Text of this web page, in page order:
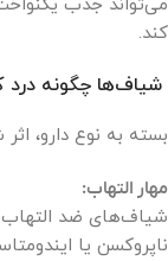
می‌تواند جذب
کند.
شیاف‌ها چگونه
بسته به نوع دارو،
مهار التهاب:
ناپروکسن یا